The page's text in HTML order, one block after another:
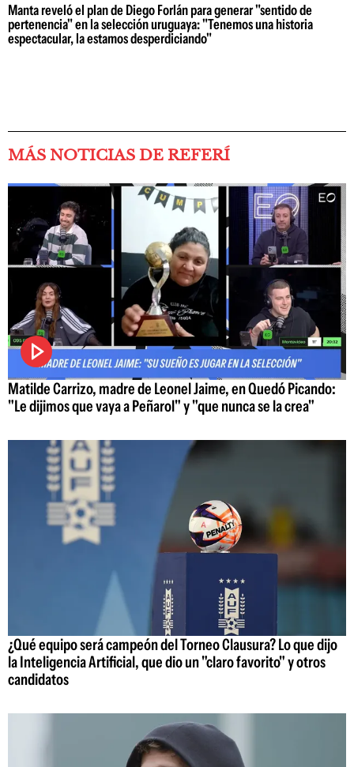
Manta reveló el plan de Diego Forlán para generar "sentido de
pertenencia" en la selección uruguaya: "Tenemos una historia
espectacular, la estamos desperdiciando"
MÁS NOTICIAS DE REFERÍ
Matilde Carrizo, madre de Leonel Jaime, en Quedó Picando:
"Le dijimos que vaya a Peñarol" y "que nunca se la crea"
¿Qué equipo será campeón del Torneo Clausura? Lo que dijo
la Inteligencia Artificial, que dio un "claro favorito" y otros
candidatos